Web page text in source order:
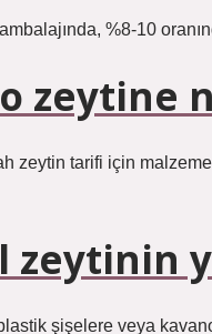
%8-10
zeytine
zeytin tarifi için
zeytinin
şişelere veya